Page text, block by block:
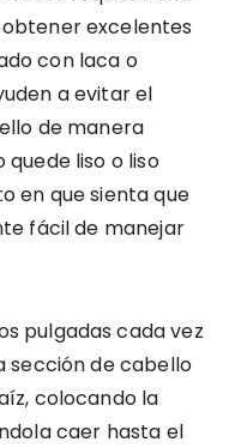
excelentes
con laca o
a evitar el
de manera
quede liso o liso
en que sienta que
fácil de manejar
pulgadas cada vez
sección de cabello
colocando la
caer hasta el